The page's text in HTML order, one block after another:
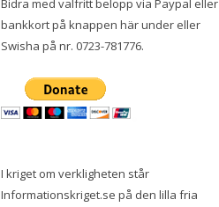
Bidra med valfritt belopp via Paypal eller
bankkort på knappen här under eller
Swisha på nr. 0723-781776.
I kriget om verkligheten står
Informationskriget.se på den lilla fria